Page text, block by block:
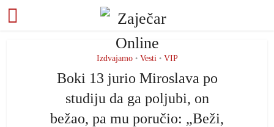
Izdvajamo • Vesti • VIP
Boki 13 jurio Miroslava po
studiju da ga poljubi, on
bežao, pa mu poručio: „Beži,